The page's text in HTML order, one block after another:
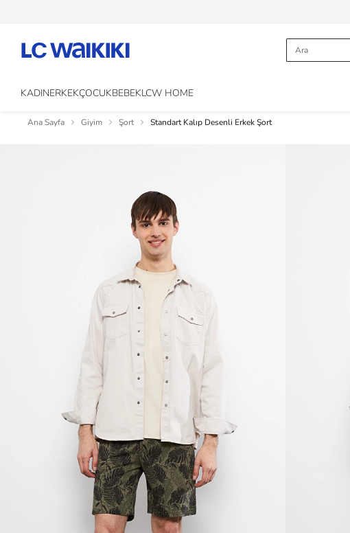
KADINERKEKÇOCUKBEBEKLCW HOME
Ana Sayfa Giyim Şort Standart Kalıp Desenli Erkek Şort